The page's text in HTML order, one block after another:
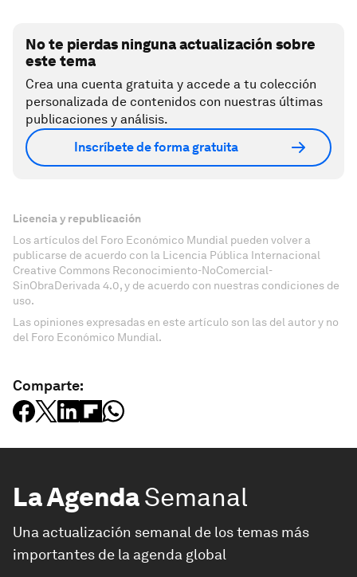
No te pierdas ninguna actualización sobre
este tema
Crea una cuenta gratuita y accede a tu colección
personalizada de contenidos con nuestras últimas
publicaciones y análisis.
Inscríbete de forma gratuita
Licencia y republicación
Los artículos del Foro Económico Mundial pueden volver a
publicarse de acuerdo con la Licencia Pública Internacional
Creative Commons Reconocimiento-NoComercial-
SinObraDerivada 4.0, y de acuerdo con nuestras condiciones de
uso.
Las opiniones expresadas en este artículo son las del autor y no
del Foro Económico Mundial.
Comparte:
La AgendaSemanal
Una actualización semanal de los temas más
importantes de la agenda global